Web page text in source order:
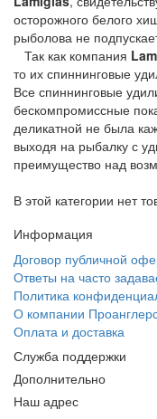
осторожного белого
рыболова не
Так как компания
то их спиннинговые
Все спиннинговые
бескомпромиссные
деликатной не была
выходя на рыбалку с
преимущество над
В этой категории нет
Информация
Договор публичной
Ответы на часто
Политика
О компании
Оплата и доставка
Служба поддержки
Дополнительно
Наш адрес